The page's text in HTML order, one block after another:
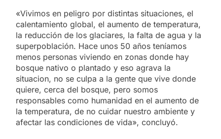
«Vivimos en peligro por distintas situaciones, el
calentamiento global, el aumento de temperatura,
la reducción de los glaciares, la falta de agua y la
superpoblación. Hace unos 50 años teníamos
menos personas viviendo en zonas donde hay
bosque nativo o plantado y eso agrava la
situacion, no se culpa a la gente que vive donde
quiere, cerca del bosque, pero somos
responsables como humanidad en el aumento de
la temperatura, de no cuidar nuestro ambiente y
afectar las condiciones de vida», concluyó.